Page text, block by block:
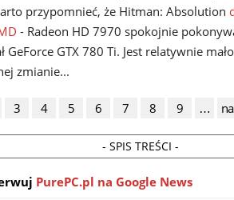
przypomnieć, że Hitman: Absolution
- Radeon HD 7970 spokojnie
GeForce GTX 780 Ti. Jest relatywnie
zmianie...
3 4 5 6 7 8 9 …
- SPIS TREŚCI -
PurePC.pl na Google News